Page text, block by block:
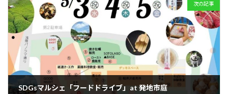
次の記事
SDGsマルシェ「フードドライブ」at 発地市庭